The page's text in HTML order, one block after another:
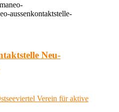
aussenkontaktstelle-
Neu-
Verein für aktive